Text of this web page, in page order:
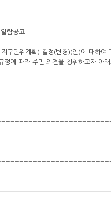
람공고
구단위계획) 결정(변경)(안)에 대하여
정에 따라 주민 의견을 청취하고자 아